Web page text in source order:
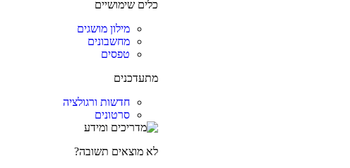
כלים שימושיים
מילון מושגים
מחשבונים
טפסים
מתעדכנים
חדשות ורגולציה
סרטונים
לא מוצאים תשובה?